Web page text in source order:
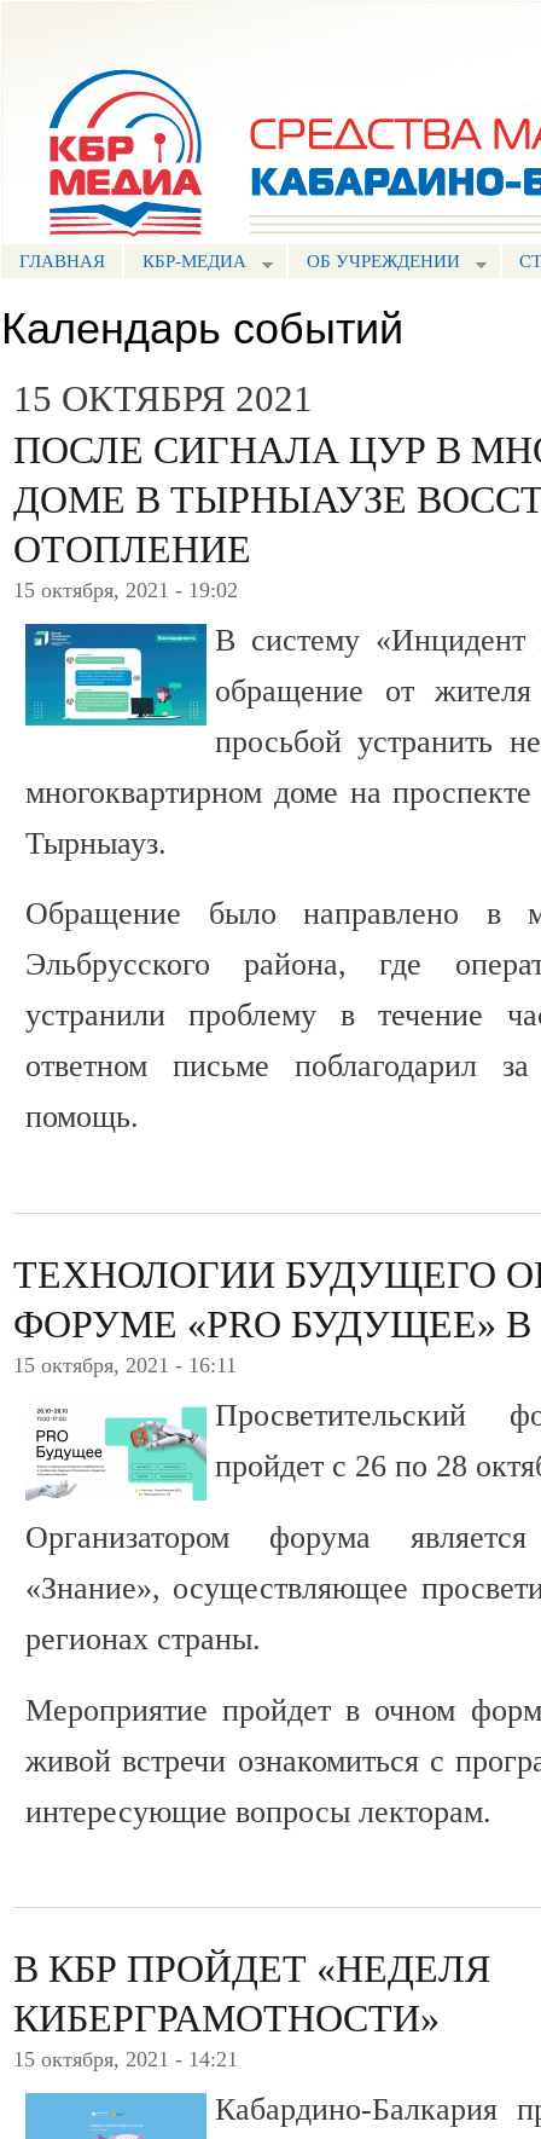
ГЛАВНАЯ КБР-МЕДИА ОБ УЧРЕЖДЕНИИ
Календарь событий
15 ОКТЯБРЯ 2021
ПОСЛЕ СИГНАЛА ЦУР В
ДОМЕ В ТЫРНЫАУЗЕ
ОТОПЛЕНИЕ
15 октября, 2021 - 19:02
В систему «Инцидент
обращение от
просьбой устранить
многоквартирном доме на
Тырныауз.
Обращение было направлено в
Эльбрусского района, где
устранили проблему в течение
ответном письме поблагодарил
помощь.
ТЕХНОЛОГИИ БУДУЩЕГО
ФОРУМЕ «PRO БУДУЩЕЕ»
15 октября, 2021 - 16:11
Просветительский
пройдет с 26 по 28
Организатором форума
«Знание», осуществляющее
регионах страны.
Мероприятие пройдет в очном
живой встречи ознакомиться с
интересующие вопросы лекторам.
В КБР ПРОЙДЕТ «НЕДЕЛЯ
КИБЕРГРАМОТНОСТИ»
15 октября, 2021 - 14:21
Кабардино-Балкария